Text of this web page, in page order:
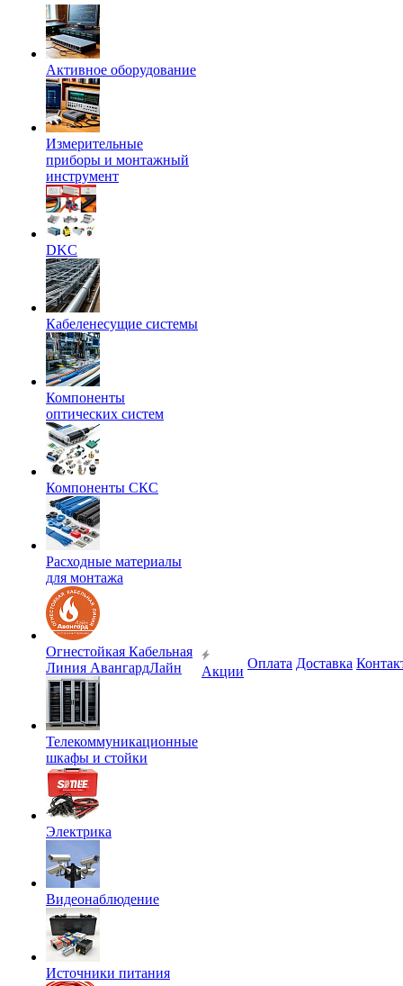
Активное оборудование
Измерительные
приборы и монтажный
инструмент
DKC
Кабеленесущие системы
Компоненты
оптических систем
Компоненты СКС
Расходные материалы
для монтажа
Огнестойкая Кабельная
Линия АвангардЛайн
Телекоммуникационные
шкафы и стойки
Электрика
Видеонаблюдение
Источники питания
Акции
Оплата Доставка